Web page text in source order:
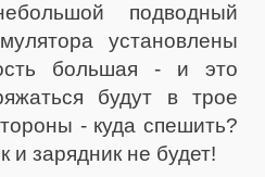
подводный
установлены
большая - и это
будут в трое
- куда спешить?
зарядник не будет!